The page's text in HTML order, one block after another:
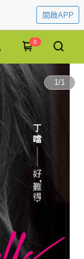
開啟APP
0
1/1